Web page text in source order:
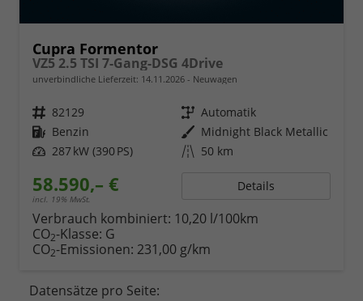
Cupra Formentor
VZ5 2.5 TSI 7-Gang-DSG 4Drive
unverbindliche Lieferzeit: 14.11.2026 Neuwagen
Fahrzeugnr. 82129 Getriebe Automatik
Kraftstoff Benzin Außenfarbe Midnight Black Metallic
Leistung 287 kW (390 PS) Kilometerstand 50 km
58.590,– €
incl. 19% MwSt.
Details
Verbrauch kombiniert: 10,20 l/100km
CO2-Klasse: G
CO2-Emissionen: 231,00 g/km
Datensätze pro Seite: